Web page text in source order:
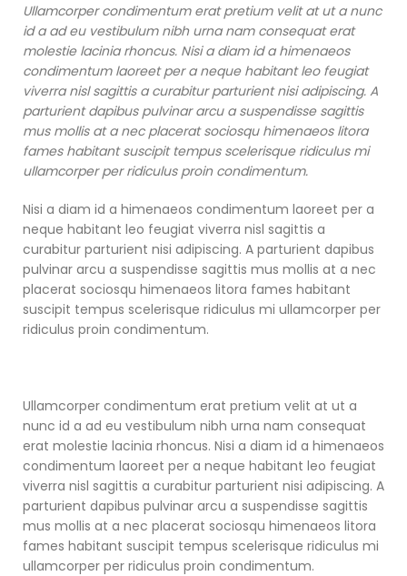
Ullamcorper condimentum erat pretium velit at ut a nunc
id a ad eu vestibulum nibh urna nam consequat erat
molestie lacinia rhoncus. Nisi a diam id a himenaeos
condimentum laoreet per a neque habitant leo feugiat
viverra nisl sagittis a curabitur parturient nisi adipiscing. A
parturient dapibus pulvinar arcu a suspendisse sagittis
mus mollis at a nec placerat sociosqu himenaeos litora
fames habitant suscipit tempus scelerisque ridiculus mi
ullamcorper per ridiculus proin condimentum.
Nisi a diam id a himenaeos condimentum laoreet per a
neque habitant leo feugiat viverra nisl sagittis a
curabitur parturient nisi adipiscing. A parturient dapibus
pulvinar arcu a suspendisse sagittis mus mollis at a nec
placerat sociosqu himenaeos litora fames habitant
suscipit tempus scelerisque ridiculus mi ullamcorper per
ridiculus proin condimentum.
Ullamcorper condimentum erat pretium velit at ut a
nunc id a ad eu vestibulum nibh urna nam consequat
erat molestie lacinia rhoncus. Nisi a diam id a himenaeos
condimentum laoreet per a neque habitant leo feugiat
viverra nisl sagittis a curabitur parturient nisi adipiscing. A
parturient dapibus pulvinar arcu a suspendisse sagittis
mus mollis at a nec placerat sociosqu himenaeos litora
fames habitant suscipit tempus scelerisque ridiculus mi
ullamcorper per ridiculus proin condimentum.